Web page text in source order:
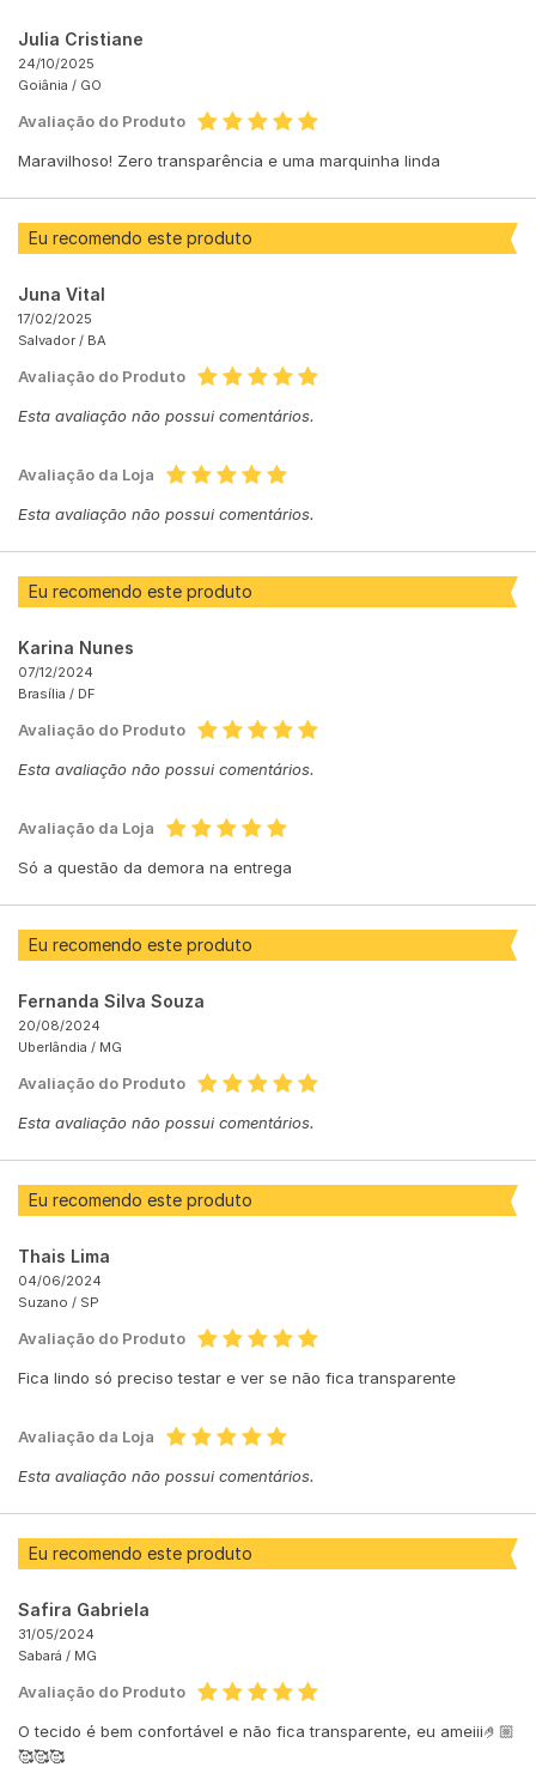
Julia Cristiane
24/10/2025
Goiânia / GO
Avaliação do Produto
Maravilhoso! Zero transparência e uma marquinha linda
Eu recomendo este produto
Juna Vital
17/02/2025
Salvador / BA
Avaliação do Produto
Esta avaliação não possui comentários.
Avaliação da Loja
Esta avaliação não possui comentários.
Eu recomendo este produto
Karina Nunes
07/12/2024
Brasília / DF
Avaliação do Produto
Esta avaliação não possui comentários.
Avaliação da Loja
Só a questão da demora na entrega
Eu recomendo este produto
Fernanda Silva Souza
20/08/2024
Uberlândia / MG
Avaliação do Produto
Esta avaliação não possui comentários.
Eu recomendo este produto
Thais Lima
04/06/2024
Suzano / SP
Avaliação do Produto
Fica lindo só preciso testar e ver se não fica transparente
Avaliação da Loja
Esta avaliação não possui comentários.
Eu recomendo este produto
Safira Gabriela
31/05/2024
Sabará / MG
Avaliação do Produto
O tecido é bem confortável e não fica transparente, eu ameiii🤌🏼
🥰🥰🥰